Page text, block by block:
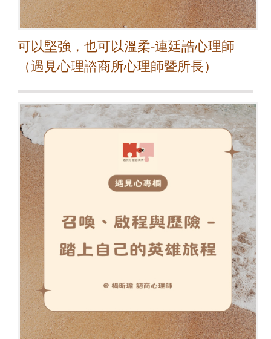
可以堅強，也可以溫柔-連廷誥心理師
（遇見心理諮商所心理師暨所長）